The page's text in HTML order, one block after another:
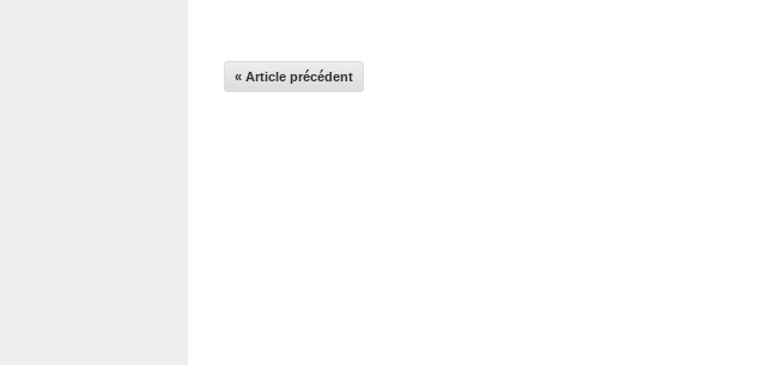
« Article précédent